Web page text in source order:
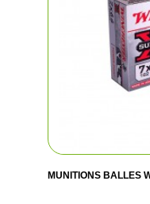
MUNITIONS BALLES